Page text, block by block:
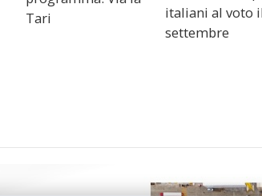
Tari
italiani al voto
settembre